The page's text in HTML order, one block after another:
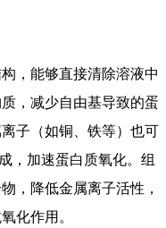
，能够直接清除溶液中
，减少自由基导致的蛋
子（如铜、铁等）也可
，加速蛋白质氧化。组
，降低金属离子活性，
化作用。